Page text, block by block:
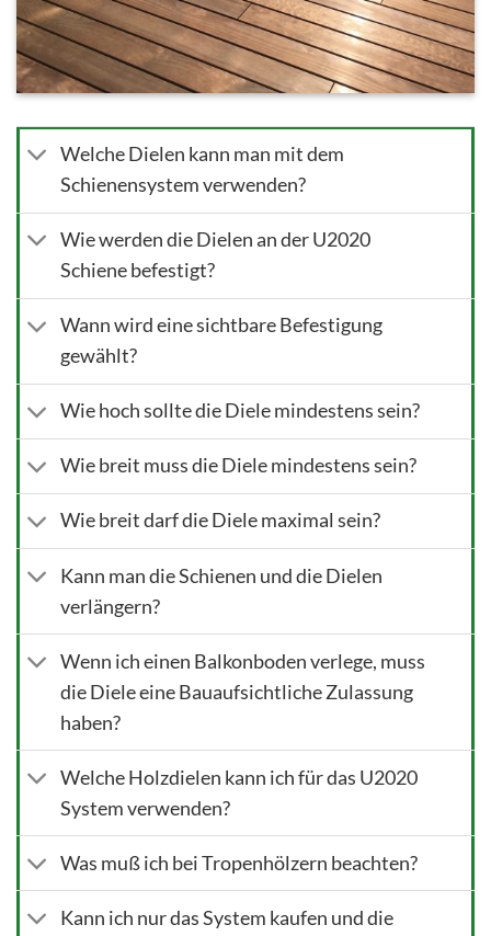
Welche Dielen kann man mit dem
Schienensystem verwenden?
Wie werden die Dielen an der U2020
Schiene befestigt?
Wann wird eine sichtbare Befestigung
gewählt?
Wie hoch sollte die Diele mindestens sein?
Wie breit muss die Diele mindestens sein?
Wie breit darf die Diele maximal sein?
Kann man die Schienen und die Dielen
verlängern?
Wenn ich einen Balkonboden verlege, muss
die Diele eine Bauaufsichtliche Zulassung
haben?
Welche Holzdielen kann ich für das U2020
System verwenden?
Was muß ich bei Tropenhölzern beachten?
Kann ich nur das System kaufen und die